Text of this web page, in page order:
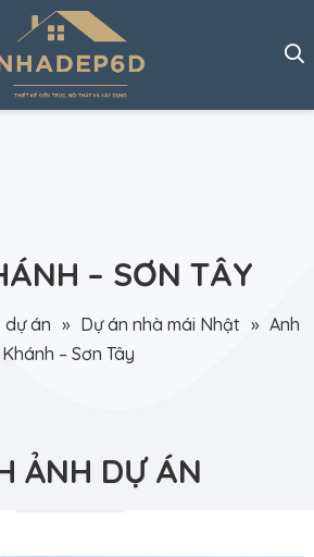
– SƠN TÂY
dự án » Dự án nhà mái Nhật » Anh
Khánh – Sơn Tây
ẢNH DỰ ÁN